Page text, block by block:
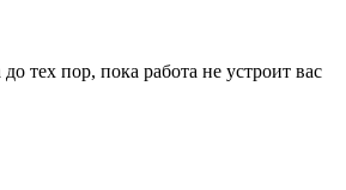
тех пор, пока работа не устроит вас